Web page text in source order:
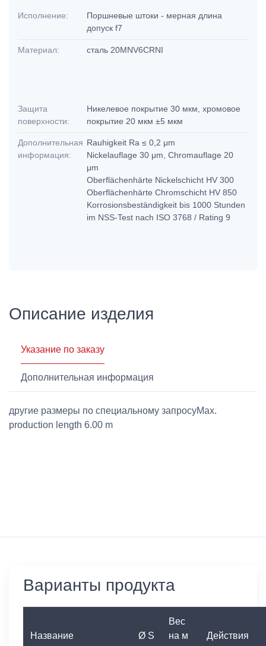
Исполнение:
Поршневые штоки - мерная длина
допуск f7
Материал: сталь 20MNV6CRNI
Защита
поверхности:
Никелевое покрытие 30 мкм, хромовое
покрытие 20 мкм ±5 мкм
Дополнительная
информация:
Rauhigkeit Ra ≤ 0,2 μm
Nickelauflage 30 μm, Chromauflage 20
μm
Oberflächenhärte Nickelschicht HV 300
Oberflächenhärte Chromschicht HV 850
Korrosionsbeständigkeit bis 1000 Stunden
im NSS-Test nach ISO 3768 / Rating 9
Описание изделия
Указание по заказу
Дополнительная информация
другие размеры по специальному запросуMax.
production length 6.00 m
Варианты продукта
Название Ø S
Вес
на м
Действия